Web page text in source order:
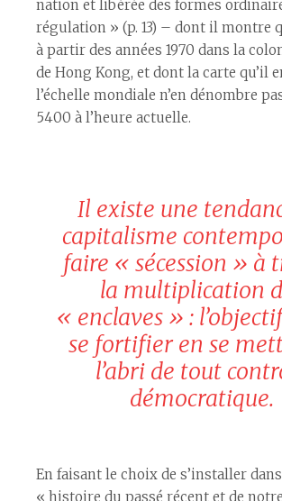
nation et libérée des formes
régulation » (p. 13) – dont il montre
à partir des années 1970 dans la
de Hong Kong, et dont la carte qu’il
l’échelle mondiale n’en dénombre
5400 à l’heure actuelle.
Il existe une
capitalisme
faire « sécession » à
la multiplication
« enclaves » :
se fortifier en se
l’abri de tout
démocratique.
En faisant le choix de s’installer
« histoire du passé récent et de